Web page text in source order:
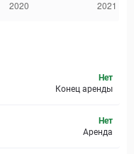
Нет
Конец аренды
Нет
Аренда